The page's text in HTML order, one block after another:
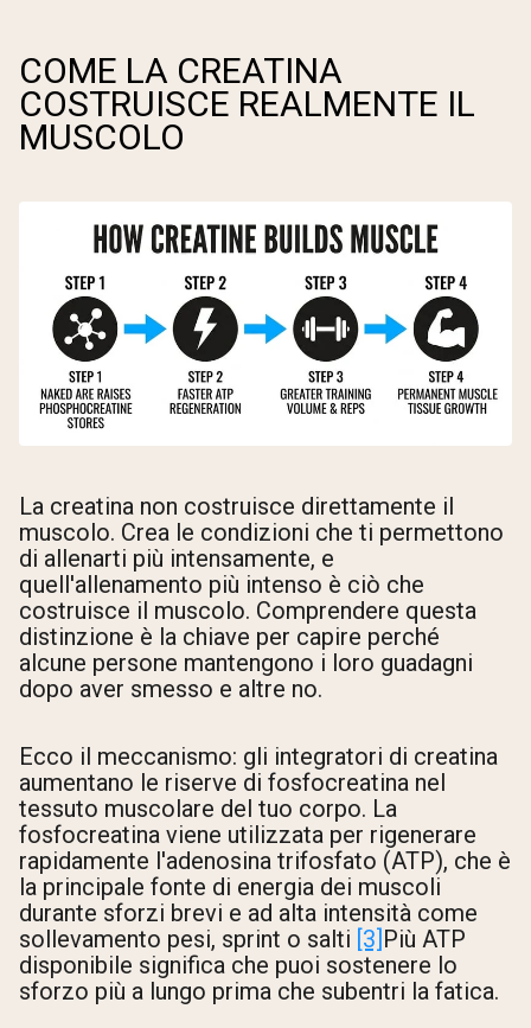
COME LA CREATINA
COSTRUISCE REALMENTE IL
MUSCOLO
La creatina non costruisce direttamente il
muscolo. Crea le condizioni che ti permettono
di allenarti più intensamente, e
quell'allenamento più intenso è ciò che
costruisce il muscolo. Comprendere questa
distinzione è la chiave per capire perché
alcune persone mantengono i loro guadagni
dopo aver smesso e altre no.
Ecco il meccanismo: gli integratori di creatina
aumentano le riserve di fosfocreatina nel
tessuto muscolare del tuo corpo. La
fosfocreatina viene utilizzata per rigenerare
rapidamente l'adenosina trifosfato (ATP), che è
la principale fonte di energia dei muscoli
durante sforzi brevi e ad alta intensità come
sollevamento pesi, sprint o salti [3] Più ATP
disponibile significa che puoi sostenere lo
sforzo più a lungo prima che subentri la fatica.